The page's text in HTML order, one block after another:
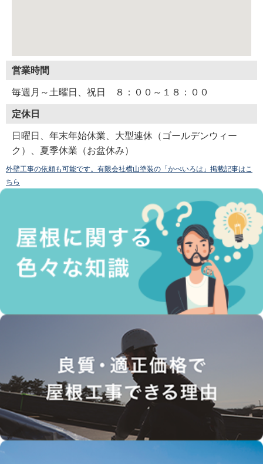
営業時間
毎週月～土曜日、祝日 ８：００～１８：００
定休日
日曜日、年末年始休業、大型連休（ゴールデンウィー
ク）、夏季休業（お盆休み）
外壁工事の依頼も可能です。有限会社横山塗装の「かべいろは」掲載記事はこ
ちら